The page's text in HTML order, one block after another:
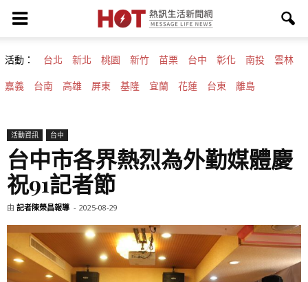
活動： 台北 新北 桃園 新竹 苗栗 台中 彰化 南投 雲林
嘉義 台南 高雄 屏東 基隆 宜蘭 花蓮 台東 離島
活動資訊 台中
台中市各界熱烈為外勤媒體慶
祝91記者節
由 記者陳榮昌報導 - 2025-08-29